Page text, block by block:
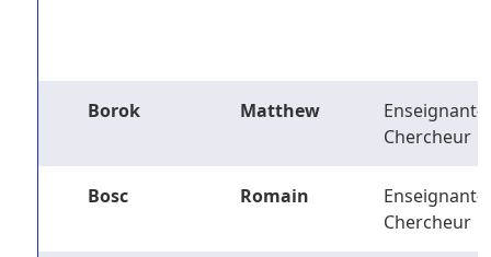
Borok Matthew
Enseignant-
Chercheur
Bosc Romain
Enseignant-
Chercheur